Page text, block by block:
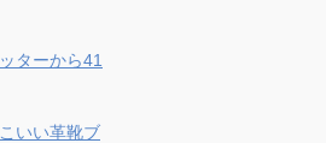
ターから41
いい革靴ブ